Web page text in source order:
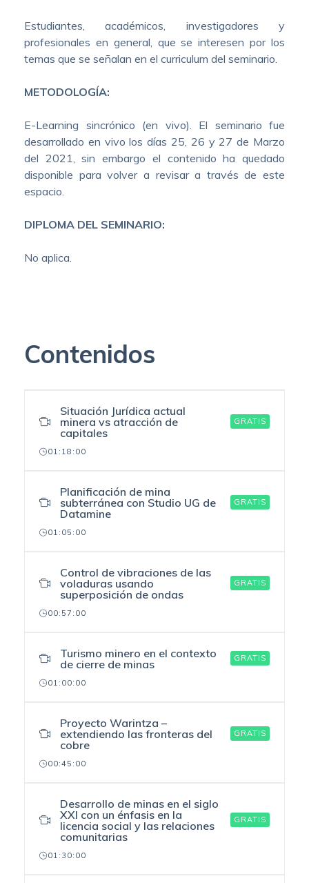
Estudiantes, académicos, investigadores y
profesionales en general, que se interesen por los
temas que se señalan en el curriculum del seminario.
METODOLOGÍA:
E-Learning sincrónico (en vivo). El seminario fue
desarrollado en vivo los días 25, 26 y 27 de Marzo
del 2021, sin embargo el contenido ha quedado
disponible para volver a revisar a través de este
espacio.
DIPLOMA DEL SEMINARIO:
No aplica.
Contenidos
Situación Jurídica actual
minera vs atracción de
capitales
GRATIS
01:18:00
Planificación de mina
subterránea con Studio UG de
Datamine
GRATIS
01:05:00
Control de vibraciones de las
voladuras usando
superposición de ondas
GRATIS
00:57:00
Turismo minero en el contexto
de cierre de minas
GRATIS
01:00:00
Proyecto Warintza –
extendiendo las fronteras del
cobre
GRATIS
00:45:00
Desarrollo de minas en el siglo
XXI con un énfasis en la
licencia social y las relaciones
comunitarias
GRATIS
01:30:00